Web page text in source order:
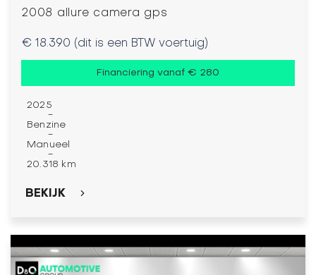
2008 allure camera gps
€ 18.390 (dit is een BTW voertuig)
Financiering vanaf € 280
2025
-
Benzine
-
Manueel
-
20.318 km
BEKIJK